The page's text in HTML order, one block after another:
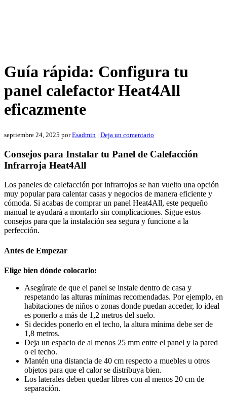
Guía rápida: Configura tu
panel calefactor Heat4All
eficazmente
septiembre 24, 2025 porEsadmin | Deja un comentario
Consejos para Instalar tu Panel de Calefacción
Infrarroja Heat4All
Los paneles de calefacción por infrarrojos se han vuelto una opción
muy popular para calentar casas y negocios de manera eficiente y
cómoda. Si acabas de comprar un panel Heat4All, este pequeño
manual te ayudará a montarlo sin complicaciones. Sigue estos
consejos para que la instalación sea segura y funcione a la
perfección.
Antes de Empezar
Elige bien dónde colocarlo:
Asegúrate de que el panel se instale dentro de casa y
respetando las alturas mínimas recomendadas. Por ejemplo, en
habitaciones de niños o zonas donde puedan acceder, lo ideal
es ponerlo a más de 1,2 metros del suelo.
Si decides ponerlo en el techo, la altura mínima debe ser de
1,8 metros.
Deja un espacio de al menos 25 mm entre el panel y la pared
o el techo.
Mantén una distancia de 40 cm respecto a muebles u otros
objetos para que el calor se distribuya bien.
Los laterales deben quedar libres con al menos 20 cm de
separación.